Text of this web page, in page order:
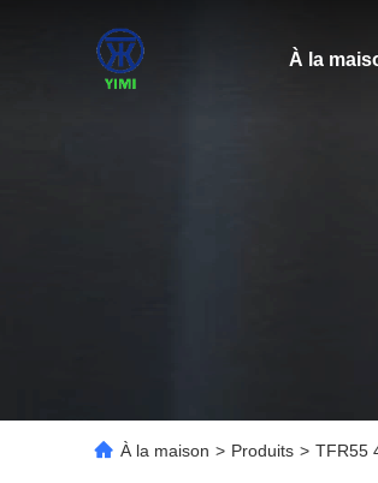
À la
À la maison > Produits > TFR55